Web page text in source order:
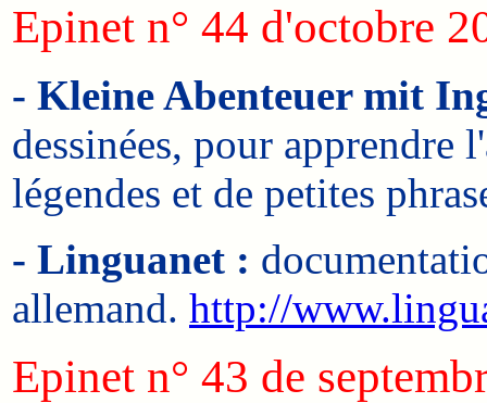
Epinet n° 44 d'octobre
- Kleine Abenteuer mit
dessinées, pour apprendre
légendes et de petites
- Linguanet :
allemand. http://
Epinet n° 43 de